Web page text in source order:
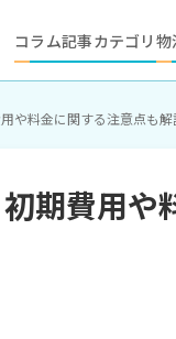
コラム記事カテゴリ 物
や料金に関する注意点も解
期費用や